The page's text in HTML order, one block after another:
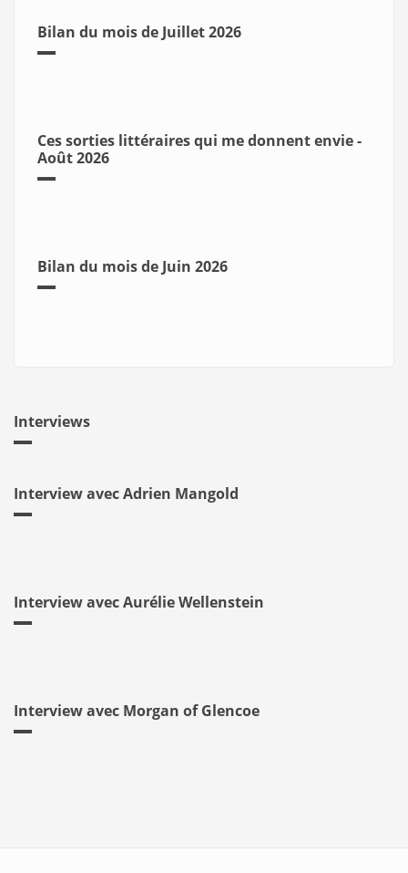
Bilan du mois de Juillet 2026
Ces sorties littéraires qui me donnent envie -
Août 2026
Bilan du mois de Juin 2026
Interviews
Interview avec Adrien Mangold
Interview avec Aurélie Wellenstein
Interview avec Morgan of Glencoe